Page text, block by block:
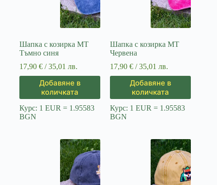
Шапка с козирка MT
Тъмно синя
17,90 € / 35,01 лв.
Добавяне в
количката
Курс: 1 EUR = 1.95583
BGN
Шапка с козирка MT
Червена
17,90€ / 35,01 лв.
Добавяне в
количката
Курс: 1 EUR = 1.95583
BGN